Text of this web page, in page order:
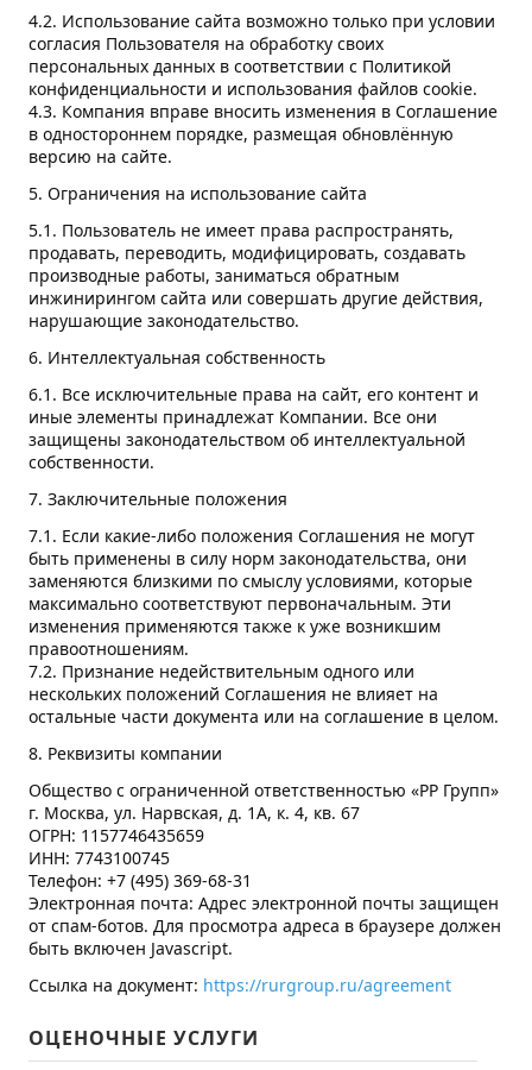
4.2. Использование сайта возможно только при условии
согласия Пользователя на обработку своих
персональных данных в соответствии с Политикой
конфиденциальности и использования файлов cookie.
4.3. Компания вправе вносить изменения в Соглашение
в одностороннем порядке, размещая обновлённую
версию на сайте.
5. Ограничения на использование сайта
5.1. Пользователь не имеет права распространять,
продавать, переводить, модифицировать, создавать
производные работы, заниматься обратным
инжинирингом сайта или совершать другие действия,
нарушающие законодательство.
6. Интеллектуальная собственность
6.1. Все исключительные права на сайт, его контент и
иные элементы принадлежат Компании. Все они
защищены законодательством об интеллектуальной
собственности.
7. Заключительные положения
7.1. Если какие-либо положения Соглашения не могут
быть применены в силу норм законодательства, они
заменяются близкими по смыслу условиями, которые
максимально соответствуют первоначальным. Эти
изменения применяются также к уже возникшим
правоотношениям.
7.2. Признание недействительным одного или
нескольких положений Соглашения не влияет на
остальные части документа или на соглашение в целом.
8. Реквизиты компании
Общество с ограниченной ответственностью «РР Групп»
г. Москва, ул. Нарвская, д. 1А, к. 4, кв. 67
ОГРН: 1157746435659
ИНН: 7743100745
Телефон: +7 (495) 369-68-31
Электронная почта: Адрес электронной почты защищен
от спам-ботов. Для просмотра адреса в браузере должен
быть включен Javascript.
Ссылка на документ: https://rurgroup.ru/agreement
ОЦЕНОЧНЫЕ УСЛУГИ